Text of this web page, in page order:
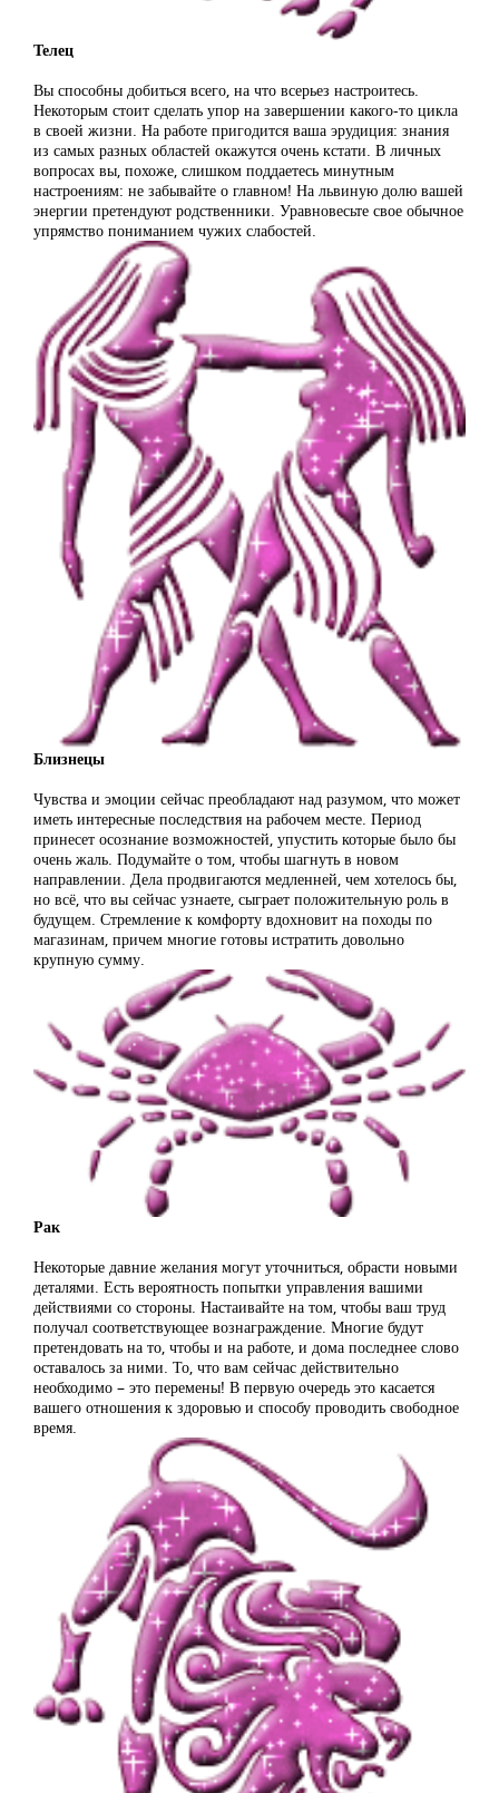
Телец
Вы способны добиться всего, на что всерьез настроитесь.
Некоторым стоит сделать упор на завершении какого-то цикла
в своей жизни. На работе пригодится ваша эрудиция: знания
из самых разных областей окажутся очень кстати. В личных
вопросах вы, похоже, слишком поддаетесь минутным
настроениям: не забывайте о главном! На львиную долю вашей
энергии претендуют родственники. Уравновесьте свое обычное
упрямство пониманием чужих слабостей.
Близнецы
Чувства и эмоции сейчас преобладают над разумом, что может
иметь интересные последствия на рабочем месте. Период
принесет осознание возможностей, упустить которые было бы
очень жаль. Подумайте о том, чтобы шагнуть в новом
направлении. Дела продвигаются медленней, чем хотелось бы,
но всё, что вы сейчас узнаете, сыграет положительную роль в
будущем. Стремление к комфорту вдохновит на походы по
магазинам, причем многие готовы истратить довольно
крупную сумму.
Рак
Некоторые давние желания могут уточниться, обрасти новыми
деталями. Есть вероятность попытки управления вашими
действиями со стороны. Настаивайте на том, чтобы ваш труд
получал соответствующее вознаграждение. Многие будут
претендовать на то, чтобы и на работе, и дома последнее слово
оставалось за ними. То, что вам сейчас действительно
необходимо – это перемены! В первую очередь это касается
вашего отношения к здоровью и способу проводить свободное
время.